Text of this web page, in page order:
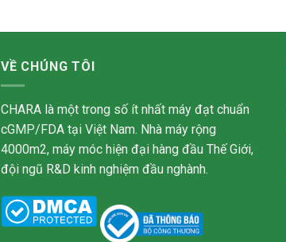
VỀ CHÚNG TÔI
CHARA là một trong số ít nhất máy đạt chuẩn
cGMP/FDA tại Việt Nam. Nhà máy rộng
4000m2, máy móc hiện đại hàng đầu Thế Giới,
đội ngũ R&D kinh nghiệm đầu nghành.